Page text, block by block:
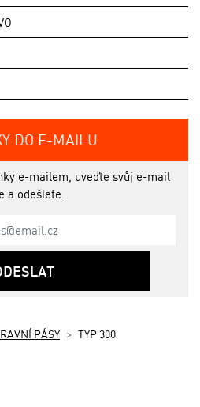
PÁSY TYP 300
DO E-MAILU
e-mailem, uveďte svůj e-mail
a odešlete.